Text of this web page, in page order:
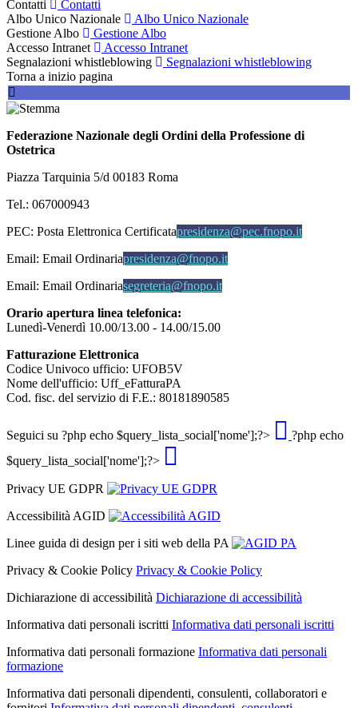
Contatti
Contatti
Albo Unico Nazionale
Albo Unico Nazionale
Gestione Albo
Gestione Albo
Accesso Intranet
Accesso Intranet
Segnalazioni whistleblowing
Segnalazioni whistleblowing
Torna a inizio pagina
Federazione Nazionale degli Ordini della Professione di
Ostetrica
Piazza Tarquinia 5/d 00183 Roma
Tel.: 067000943
PEC: Posta Elettronica Certificatapresidenza@pec.fnopo.it
Email: Email Ordinariapresidenza@fnopo.it
Email: Email Ordinariasegreteria@fnopo.it
Orario apertura linea telefonica:
Lunedì-Venerdì 10.00/13.00 - 14.00/15.00
Fatturazione Elettronica
Codice Univoco ufficio: UFOB5V
Nome dell'ufficio: Uff_eFatturaPA
Cod. fisc. del servizio di F.E.: 80181890585
Seguici su ?php echo $query_lista_social['nome'];?>
?php echo
$query_lista_social['nome'];?>
Privacy UE GDPR
Accessibilità AGID
Linee guida di design per i siti web della PA
Privacy & Cookie Policy Privacy & Cookie Policy
Dichiarazione di accessibilità Dichiarazione di accessibilità
Informativa dati personali iscritti Informativa dati personali iscritti
Informativa dati personali formazione Informativa dati personali
formazione
Informativa dati personali dipendenti, consulenti, collaboratori e